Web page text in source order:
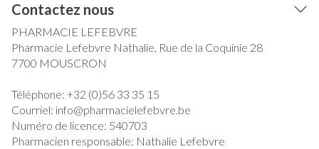
Contactez nous
PHARMACIE LEFEBVRE
Pharmacie Lefebvre Nathalie, Rue de la Coquinie 28
7700 MOUSCRON
Téléphone: +32 (0)56 33 35 15
Courriel: info@pharmacielefebvre.be
Numéro de licence: 540703
Pharmacien responsable: Nathalie Lefebvre